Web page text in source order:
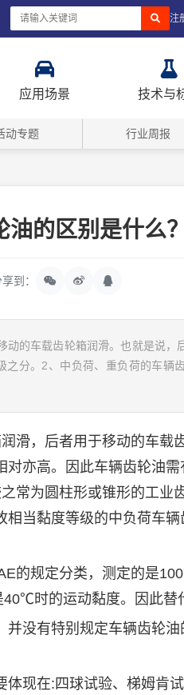
注
应用场景 技术与
动专题 行业周报
的区别是什么？
到：
的车载齿轮箱润滑。也就是说，
分。2、中负荷、重负荷的车辆
，后者用于移动的车载齿
亦高。因此车辆齿轮油需
为圆柱形或锥形的工业
当黏度等级的中负荷车
规定分类，测定的是
时的运动黏度。因此替
没有特别规定车辆齿轮油
现在:四球试验、梯姆肯